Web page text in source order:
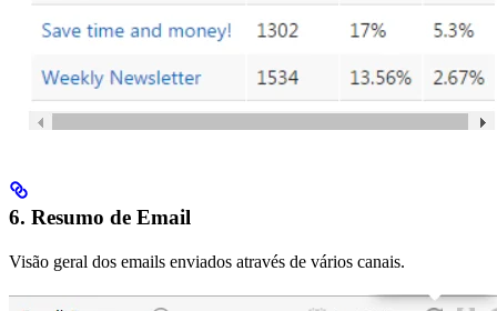
6. Resumo de Email
Visão geral dos emails enviados através de vários canais.